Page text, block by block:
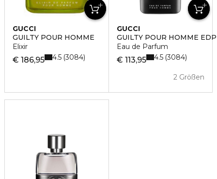
GUCCI
GUILTY POUR HOMME
Elixir
€ 186,95 4.5 3084
GUCCI
GUILTY POUR HOMME EDP
Eau de Parfum
€ 113,95
2 Größen
4.5 3084